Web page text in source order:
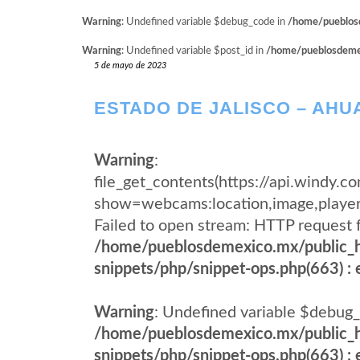
Warning: Undefined variable $debug_code in /home/
Warning: Undefined variable $post_id in /home/
5 de mayo de 2023
ESTADO DE JALISCO –
Warning:
file_get_contents(https://
Failed to open stream: HTTP
/home/pueblosdemexico.mx/
snippets/php/snippet-ops.php(663) :
Warning: Undefined variable
/home/pueblosdemexico.mx/
snippets/php/snippet-ops.php(663) :